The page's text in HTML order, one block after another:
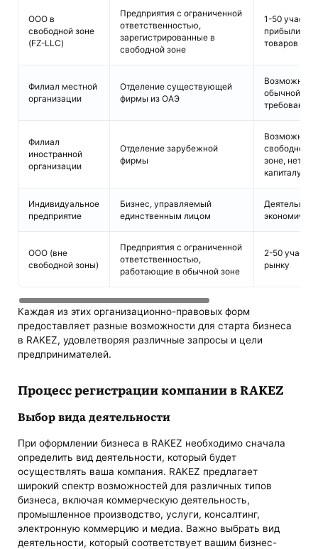
ООО в
свободной зоне
(FZ-LLC)
Предприятия с ограниченной
ответственностью,
зарегистрированные в
свободной зоне
1-50
прибыли,
товаров
Филиал местной
организации
Отделение существующей
фирмы из ОАЭ
обычной
требований
Филиал
иностранной
организации
Отделение зарубежной
фирмы
свободной
зоне, нет
капиталу
Индивидуальное
предприятие
Бизнес, управляемый
единственным лицом
ООО (вне
свободной зоны)
Предприятия с ограниченной
ответственностью,
работающие в обычной зоне
2-50
рынку
Каждая из этих организационно-правовых форм
предоставляет разные возможности для старта бизнеса
в RAKEZ, удовлетворяя различные запросы и цели
предпринимателей.
Процесс регистрации компании в RAKEZ
Выбор вида деятельности
При оформлении бизнеса в RAKEZ необходимо сначала
определить вид деятельности, который будет
осуществлять ваша компания. RAKEZ предлагает
широкий спектр возможностей для различных типов
бизнеса, включая коммерческую деятельность,
промышленное производство, услуги, консалтинг,
электронную коммерцию и медиа. Важно выбрать вид
деятельности, который соответствует вашим бизнес-